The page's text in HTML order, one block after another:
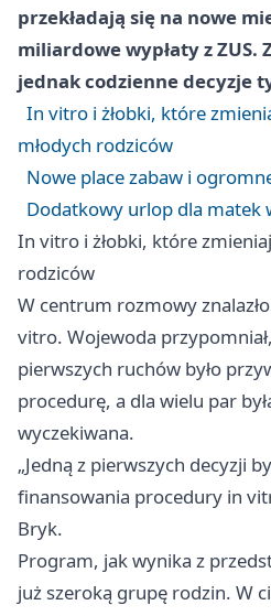
przekładają się na nowe
miliardowe wypłaty z ZUS.
jednak codzienne decyzje
In vitro i żłobki, które
młodych rodziców
Nowe place zabaw i
Dodatkowy urlop dla matek
In vitro i żłobki, które
rodziców
W centrum rozmowy
vitro. Wojewoda
pierwszych ruchów było
procedurę, a dla wielu par
wyczekiwana.
„Jedną z pierwszych decyzji
finansowania procedury in
Bryk.
Program, jak wynika z
już szeroką grupę rodzin. W